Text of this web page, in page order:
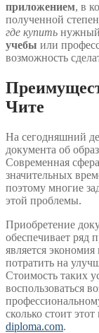
приложением, в
полученной
где купить нужный
учебы или
возможность
Чите
На сегодняшний
документа об
Современная
значительных
поэтому многие
этой проблемы.
Приобретение
обеспечивает ряд
является
потратить на
Стоимость таких
воспользоваться
сколько стоит
diploma.com.